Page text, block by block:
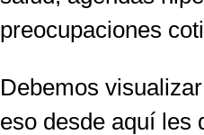
preocupaciones
Debemos
eso desde aquí les